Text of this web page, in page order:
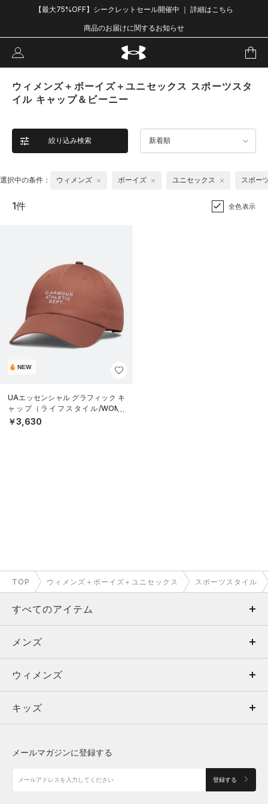
【最大75%OFF】シークレットセール開催中 ｜ 詳細はこちら
商品のお届けに関するお知らせ
ウィメンズ＋ボーイズ＋ユニセックス スポーツスタ
イル キャップ＆ビーニー
絞り込み検索 新着順
選択中の条件： ウィメンズ ボーイズ ユニセックス スポー
1件 全色表示
NEW
UAエッセンシャル グラフィック キ
ャップ（ライフスタイル/WOME
N）
￥3,630
TOP ウィメンズ＋ボーイズ＋ユニセックス スポーツスタイル
すべてのアイテム
メンズ
ウィメンズ
キッズ
アクセサリー
メンズ
トップス
ボトムス
アクセサリー
ウィメンズ
トップス
シューズ
キッズ
メールマガジンに登録する
登録する